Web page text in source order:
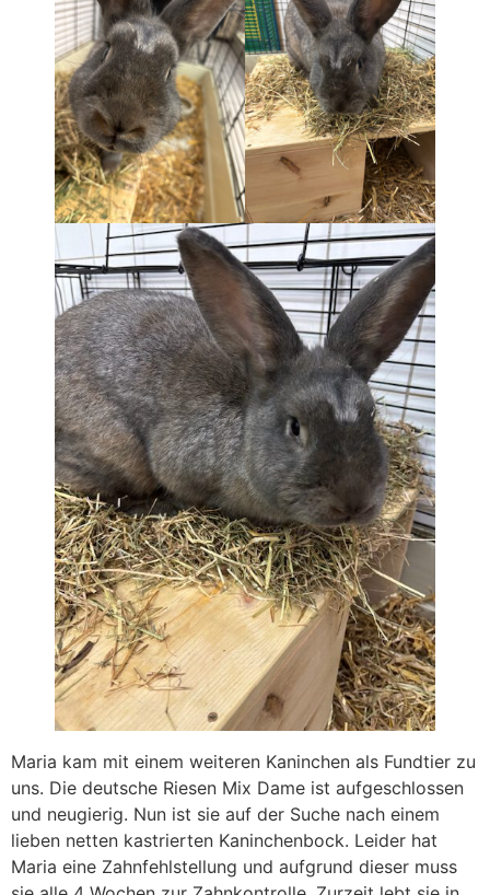
Maria kam mit einem weiteren Kaninchen als Fundtier zu
uns. Die deutsche Riesen Mix Dame ist aufgeschlossen
und neugierig. Nun ist sie auf der Suche nach einem
lieben netten kastrierten Kaninchenbock. Leider hat
Maria eine Zahnfehlstellung und aufgrund dieser muss